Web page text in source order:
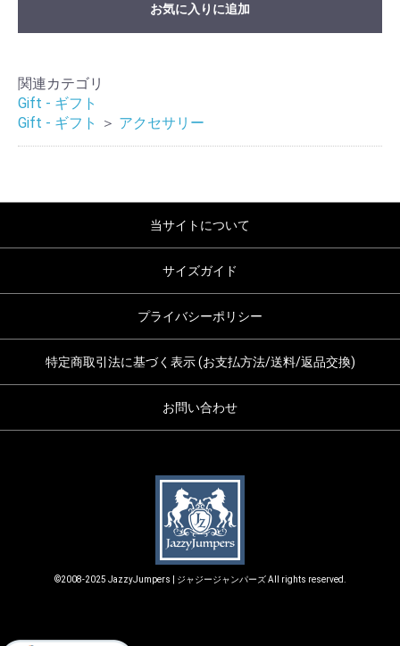
お気に入りに追加
関連カテゴリ
Gift - ギフト
Gift - ギフト
＞ アクセサリー
当サイトについて
サイズガイド
プライバシーポリシー
特定商取引法に基づく表示 (お支払方法/送料/返品交換)
お問い合わせ
©2008-2025 JazzyJumpers | ジャジージャンパーズ All rights reserved.